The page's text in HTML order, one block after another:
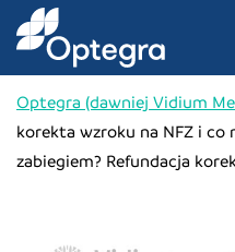
Optegra (dawniej Vidium
korekta wzroku na NFZ i co
zabiegiem? Refundacja